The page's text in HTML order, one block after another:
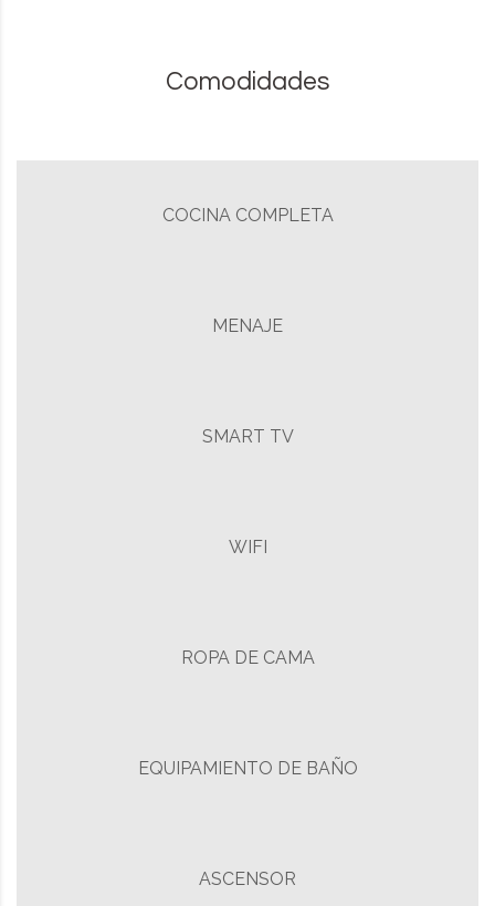
Comodidades
COCINA COMPLETA
MENAJE
SMART TV
WIFI
ROPA DE CAMA
EQUIPAMIENTO DE BAÑO
ASCENSOR